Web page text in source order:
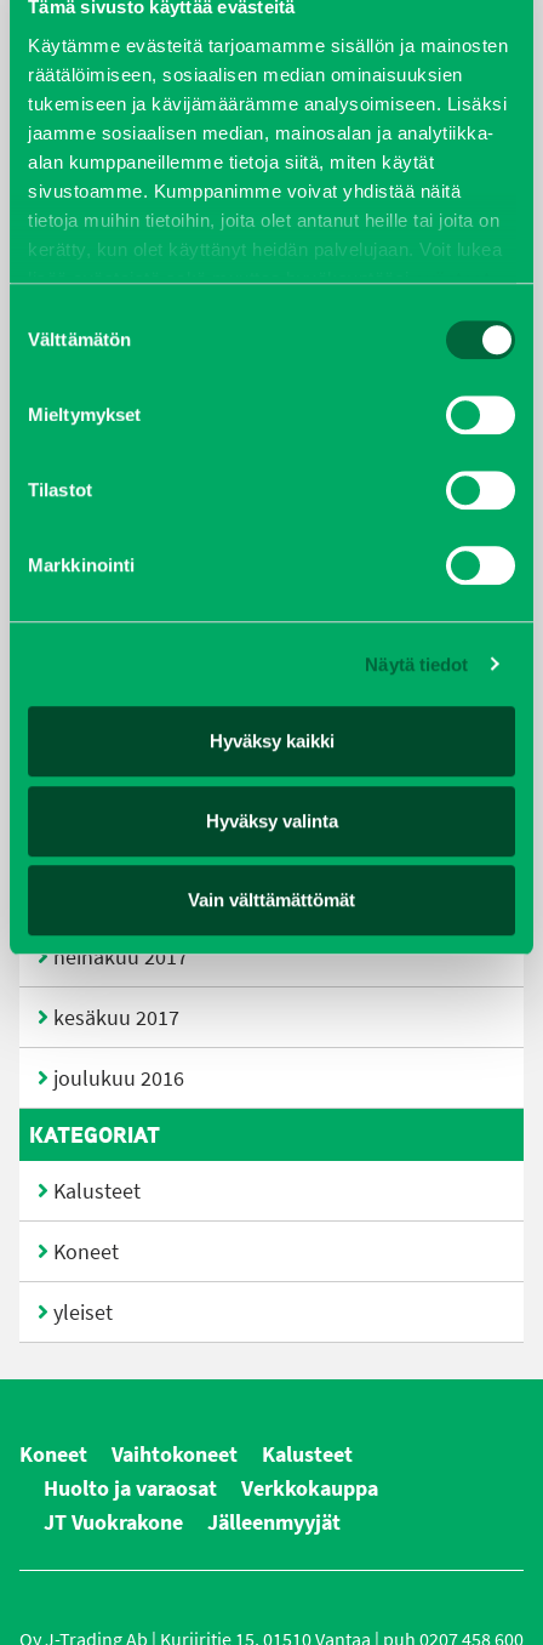
Tämä sivusto käyttää evästeitä
Käytämme evästeitä tarjoamamme sisällön ja mainosten
räätälöimiseen, sosiaalisen median ominaisuuksien
tukemiseen ja kävijämäärämme analysoimiseen. Lisäksi
jaamme sosiaalisen median, mainosalan ja analytiikka-
alan kumppaneillemme tietoja siitä, miten käytät
sivustoamme. Kumppanimme voivat yhdistää näitä
tietoja muihin tietoihin, joita olet antanut heille tai joita on
kerätty, kun olet käyttänyt heidän palvelujaan. Voit lukea
lisää evästeistä sekä muuttaa hyväksyntääsievästeet
valinta
Välttämätön
Mieltymykset
Tilastot
Markkinointi
Näytä tiedot
Hyväksy kaikki
Hyväksy valinta
Vain välttämättömät
syyskuu 2023
joulukuu 2022
huhtikuu 2022
helmikuu 2022
joulukuu 2021
lokakuu 2021
kesäkuu 2021
helmikuu 2019
elokuu 2018
heinäkuu 2017
kesäkuu 2017
joulukuu 2016
KATEGORIAT
Kalusteet
Koneet
yleiset
Koneet Vaihtokoneet
Kalusteet
Huolto ja varaosat
Verkkokauppa
JT Vuokrakone
Jälleenmyyjät
Oy J-Trading Ab | Kuriiritie 15, 01510 Vantaa | puh 0207 458 600